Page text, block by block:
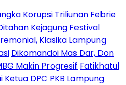
Korupsi Triliunan Febrie
Kejagung Festival
Klasika Lampung
Dikomandoi Mas Dar, Don
Makin Progresif Fatikhatul
DPC PKB Lampung